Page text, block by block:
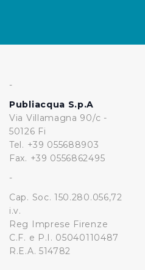
-
Publiacqua S.p.A
Via Villamagna 90/c -
50126 Fi
Tel. +39 055688903
Fax. +39 0556862495
-
Cap. Soc. 150.280.056,72
i.v.
Reg Imprese Firenze
C.F. e P.I. 05040110487
R.E.A. 514782